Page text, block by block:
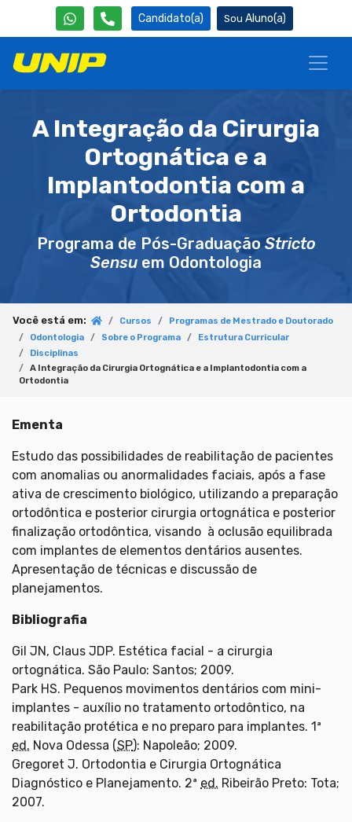
Candidato(a) Aluno(a)
A Integração da Cirurgia
Ortognática e a
Implantodontia com a
Ortodontia
Programa de Pós-Graduação Stricto
Sensu em Odontologia
Você está em: Cursos
Programas de Mestrado e Doutorado
Odontologia
Sobre o Programa
Estrutura Curricular
Disciplinas
A Integração da Cirurgia Ortognática e a Implantodontia com a
Ortodontia
Ementa
Estudo das possibilidades de reabilitação de pacientes
com anomalias ou anormalidades faciais, após a fase
ativa de crescimento biológico, utilizando a preparação
ortodôntica e posterior cirurgia ortognática e posterior
finalização ortodôntica, visando à oclusão equilibrada
com implantes de elementos dentários ausentes.
Apresentação de técnicas e discussão de
planejamentos.
Bibliografia
Gil JN, Claus JDP. Estética facial - a cirurgia
ortognática. São Paulo: Santos; 2009.
Park HS. Pequenos movimentos dentários com mini-
implantes - auxílio no tratamento ortodôntico, na
reabilitação protética e no preparo para implantes. 1ª
ed. Nova Odessa (SP): Napoleão; 2009.
Gregoret J. Ortodontia e Cirurgia Ortognática
Diagnóstico e Planejamento. 2ª ed. Ribeirão Preto: Tota;
2007.